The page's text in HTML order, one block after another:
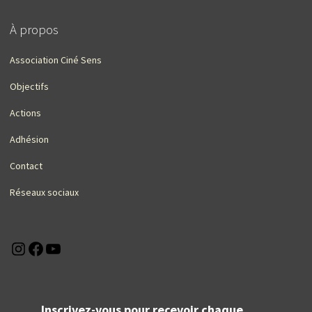
À propos
Association Ciné Sens
Objectifs
Actions
Adhésion
Contact
Réseaux sociaux
Instagram
Facebook